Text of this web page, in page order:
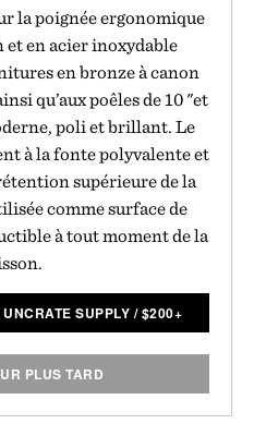
la poignée ergonomique
et en acier inoxydable
en bronze à canon
qu’aux poêles de 10 "et
poli et brillant. Le
à la fonte polyvalente et
supérieure de la
comme surface de
à tout moment de la
SUPPLY /$200+
PLUS TARD